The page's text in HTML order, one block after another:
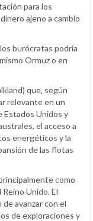
para los
ajeno a cambio
burócratas podría
Ormuz o en
que, según
relevante en un
Estados Unidos y
el acceso a
energéticos y la
de las flotas
como
Unido. El
avanzar con el
de exploraciones y